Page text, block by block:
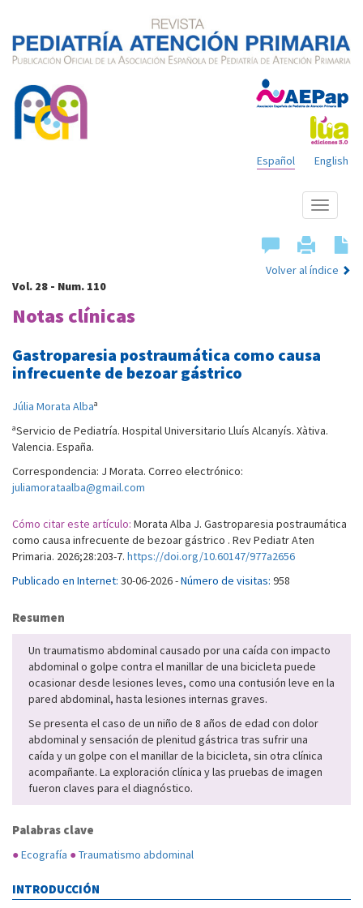
English
Español
Mostrar
menú
Volver al índice
Vol. 28 - Num. 110
Notas clínicas
Gastroparesia postraumática como causa
infrecuente de bezoar gástrico
Júlia Morata Albaa
aServicio de Pediatría. Hospital Universitario Lluís Alcanyís. Xàtiva.
Valencia. España.
Correspondencia: J Morata. Correo electrónico:
juliamorataalba@gmail.com
Cómo citar este artículo: Morata Alba J. Gastroparesia postraumática
como causa infrecuente de bezoar gástrico . Rev Pediatr Aten
Primaria. 2026;28:203-7. https://doi.org/10.60147/977a2656
Publicado en Internet: 30-06-2026 -Número de visitas: 958
Resumen
Un traumatismo abdominal causado por una caída con impacto
abdominal o golpe contra el manillar de una bicicleta puede
ocasionar desde lesiones leves, como una contusión leve en la
pared abdominal, hasta lesiones internas graves.
Se presenta el caso de un niño de 8 años de edad con dolor
abdominal y sensación de plenitud gástrica tras sufrir una
caída y un golpe con el manillar de la bicicleta, sin otra clínica
acompañante. La exploración clínica y las pruebas de imagen
fueron claves para el diagnóstico.
Palabras clave
●Ecografía ●Traumatismo abdominal
INTRODUCCIÓN